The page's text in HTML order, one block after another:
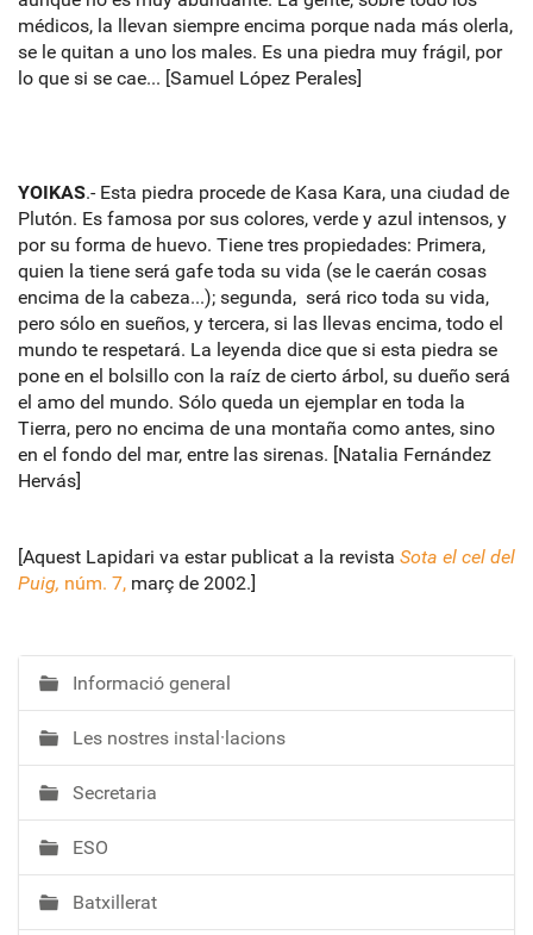
médicos, la llevan siempre encima porque nada más olerla,
se le quitan a uno los males. Es una piedra muy frágil, por
lo que si se cae... [Samuel López Perales]
YOIKAS.- Esta piedra procede de Kasa Kara, una ciudad de
Plutón. Es famosa por sus colores, verde y azul intensos, y
por su forma de huevo. Tiene tres propiedades: Primera,
quien la tiene será gafe toda su vida (se le caerán cosas
encima de la cabeza...); segunda, será rico toda su vida,
pero sólo en sueños, y tercera, si las llevas encima, todo el
mundo te respetará. La leyenda dice que si esta piedra se
pone en el bolsillo con la raíz de cierto árbol, su dueño será
el amo del mundo. Sólo queda un ejemplar en toda la
Tierra, pero no encima de una montaña como antes, sino
en el fondo del mar, entre las sirenas. [Natalia Fernández
Hervás]
[Aquest Lapidari va estar publicat a la revista Sota el cel del
Puig, núm. 7, març de 2002.]
N
a
v
e
g
a
c
ó
Informació general
Les nostres instal·lacions
Secretaria
ESO
Batxillerat